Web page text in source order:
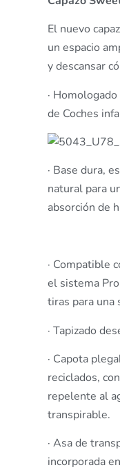
El nuevo
un espacio
y descansar
·
de Coches
· Base dura,
natural para
absorción de
· Compatible
el sistema
tiras para una
· Tapizado
· Capota
reciclados,
repelente al
transpirable.
· Asa de
incorporada